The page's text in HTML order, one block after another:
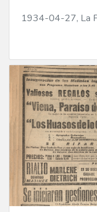
1934-04-27, La